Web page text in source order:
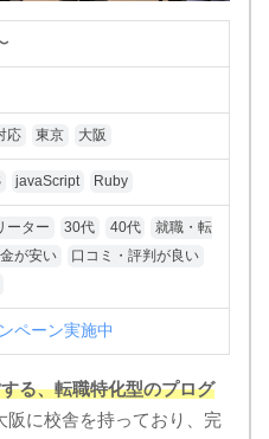
応 東京 大阪
javaScript Ruby
ーター 30代 40代
就職・転
が安い
口コミ・評判が良い
ペーン実施中
る、転職特化型のプログ
阪に校舎を持っており、完